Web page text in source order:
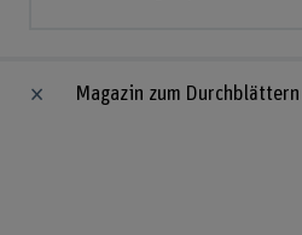
Magazin zum Durchblättern